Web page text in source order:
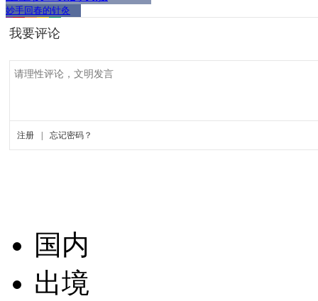
妙手回春的针灸
国内
出境